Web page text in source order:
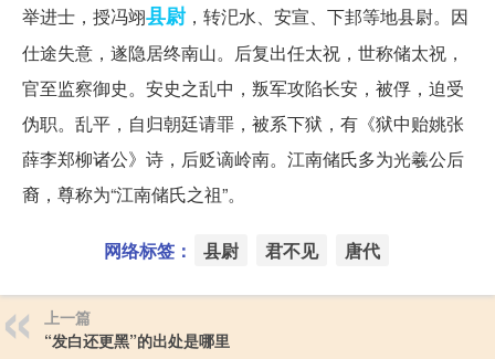
举进士，授冯翊县尉 ，转汜水、安宣、下邽等地县尉。因
仕途失意，遂隐居终南山。后复出任太祝，世称储太祝，
官至监察御史。安史之乱中，叛军攻陷长安，被俘，迫受
伪职。乱平，自归朝廷请罪，被系下狱，有《狱中贻姚张
薛李郑柳诸公》诗，后贬谪岭南。江南储氏多为光羲公后
裔，尊称为“江南储氏之祖”。
网络标签： 县尉 君不见 唐代
上一篇
“发白还更黑”的出处是哪里